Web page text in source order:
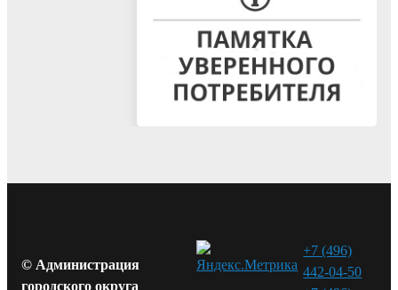
© Администрация
городского округа
+7 (496)
442-04-50